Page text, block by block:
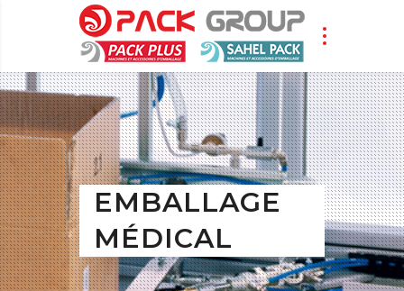
EMBALLAGE
MÉDICAL